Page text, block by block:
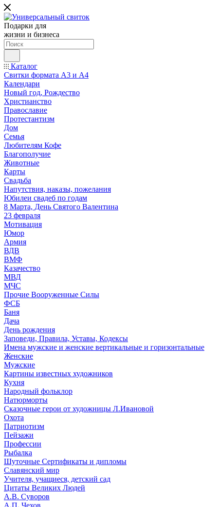
Подарки для
жизни и бизнеса
Каталог
Свитки формата А3 и А4
Календари
Новый год, Рождество
Христианство
Православие
Протестантизм
Дом
Семья
Любителям Кофе
Благополучие
Животные
Карты
Свадьба
Напутствия, наказы, пожелания
Юбилеи свадеб по годам
8 Марта, День Святого Валентина
23 февраля
Мотивация
Юмор
Армия
ВДВ
ВМФ
Казачество
МВД
МЧС
Прочие Вооруженные Силы
ФСБ
Баня
Дача
День рождения
Заповеди, Правила, Уставы, Кодексы
Имена мужские и женские вертикальные и горизонтальные
Женские
Мужские
Картины известных художников
Кухня
Народный фольклор
Натюрморты
Сказочные герои от художницы Л.Ивановой
Охота
Патриотизм
Пейзажи
Профессии
Рыбалка
Шуточные Сертификаты и дипломы
Славянский мир
Учителя, учащиеся, детский сад
Цитаты Великих Людей
А.В. Суворов
А.П. Чехов